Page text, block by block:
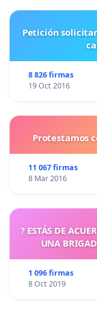
Petición solicitando a FISA mantener el remo de la
8 826 firmas
19 Oct 2016
Protestamos
11 067 firmas
8 Mar 2016
? ESTÁS DE
UNA
1 096 firmas
8 Oct 2019